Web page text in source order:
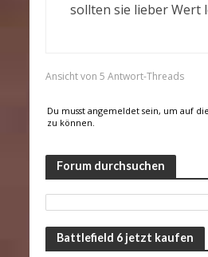
sollten sie lieber Wert
Ansicht von 5 Antwort-Threads
Du musst angemeldet sein, um auf
zu können.
Forum durchsuchen
Battlefield 6 jetzt kaufen